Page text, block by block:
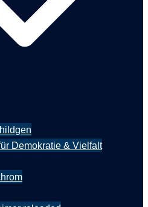
Demokratie & Vielfalt